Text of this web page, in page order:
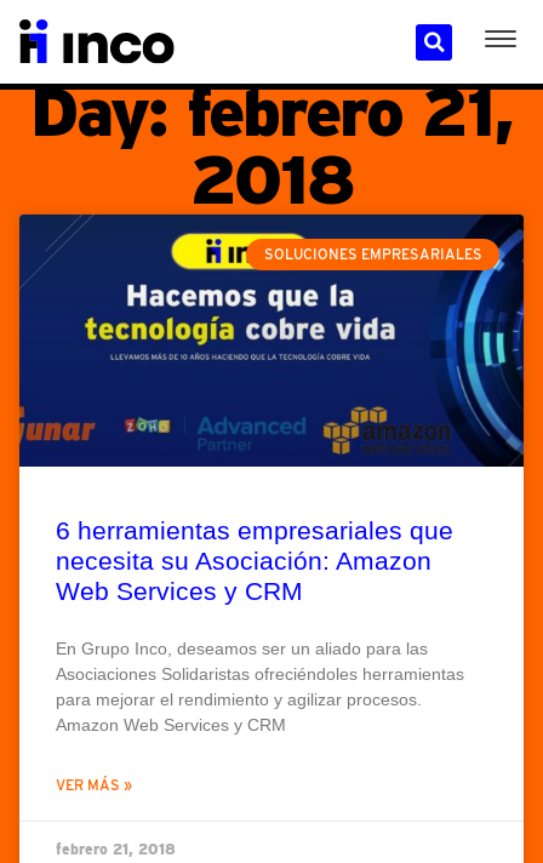
Day: febrero 21,
2018
SOLUCIONES EMPRESARIALES
6 herramientas empresariales que
necesita su Asociación: Amazon
Web Services y CRM
En Grupo Inco, deseamos ser un aliado para las
Asociaciones Solidaristas ofreciéndoles herramientas
para mejorar el rendimiento y agilizar procesos.
Amazon Web Services y CRM
VER MÁS »
febrero 21, 2018